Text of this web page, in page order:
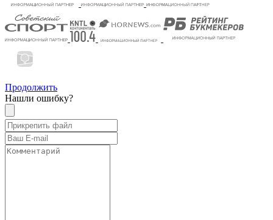
Продолжить
Нашли ошибку?